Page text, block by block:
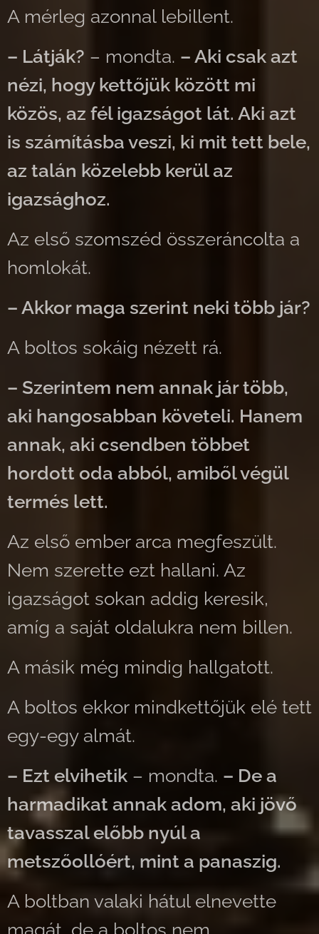
A mérleg azonnal lebillent.
– Látják? – mondta. – Aki csak azt
nézi, hogy kettőjük között mi
közös, az fél igazságot lát. Aki azt
is számításba veszi, ki mit tett bele,
az talán közelebb kerül az
igazsághoz.
Az első szomszéd összeráncolta a
homlokát.
– Akkor maga szerint neki több jár?
A boltos sokáig nézett rá.
– Szerintem nem annak jár több,
aki hangosabban követeli. Hanem
annak, aki csendben többet
hordott oda abból, amiből végül
termés lett.
Az első ember arca megfeszült.
Nem szerette ezt hallani. Az
igazságot sokan addig keresik,
amíg a saját oldalukra nem billen.
A másik még mindig hallgatott.
A boltos ekkor mindkettőjük elé tett
egy-egy almát.
– Ezt elvihetik – mondta. – De a
harmadikat annak adom, aki jövő
tavasszal előbb nyúl a
metszőollóért, mint a panaszig.
A boltban valaki hátul elnevette
magát, de a boltos nem